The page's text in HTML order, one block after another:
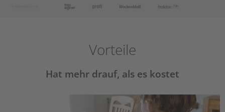
Vorteile
Hat mehr drauf, als es kostet